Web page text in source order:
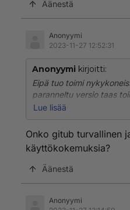
Äänestä
Anonyymi
2023-11-27 12:52:31
Anonyymi kirjoitti:
Eipä tuo toimi
paranneltu versio taas
lVolume/shredos.x86_64
Lue lisää
Onko gitub turvallinen
käyttökokemuksia?
Äänestä
Anonyymi